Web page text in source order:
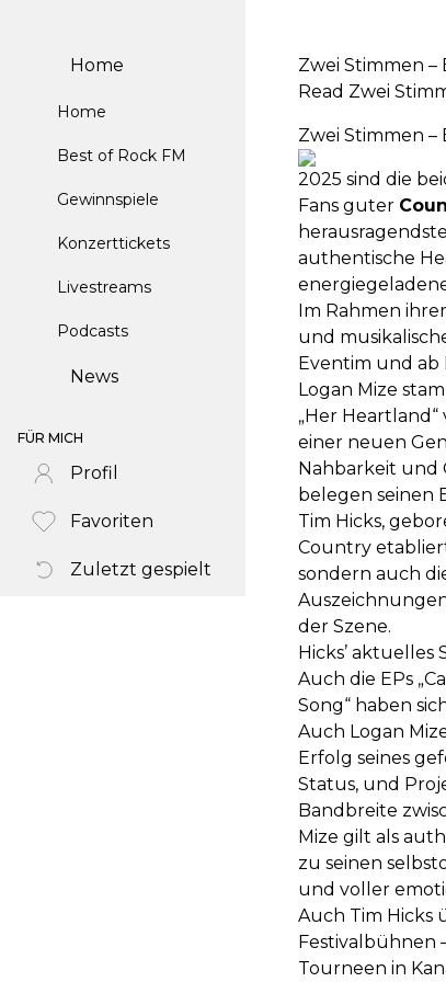
Home
Home
Best of Rock FM
Gewinnspiele
Konzerttickets
Livestreams
Podcasts
News
FÜR MICH
Profil
Favoriten
Zuletzt gespielt
Zwei Stimmen –
Read Zwei
Zwei Stimmen –
2025 sind die
Fans guter
authentische
Im Rahmen
und
Eventim und ab
Logan Mize
„Her
einer neuen
Nahbarkeit und
belegen seinen
Tim Hicks,
Country
sondern auch
der Szene.
Hicks’
Auch die EPs
Song“ haben
Auch Logan
Erfolg seines
Status, und
Bandbreite
Mize gilt als
zu seinen
und voller
Auch Tim Hicks
Festivalbühnen
Tourneen in